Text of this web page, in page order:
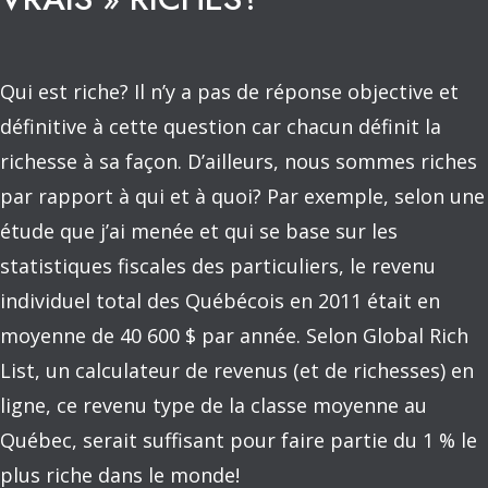
Qui est riche? Il n’y a pas de réponse objective et
définitive à cette question car chacun définit la
richesse à sa façon. D’ailleurs, nous sommes riches
par rapport à qui et à quoi? Par exemple, selon une
étude que j’ai menée et qui se base sur les
statistiques fiscales des particuliers, le revenu
individuel total des Québécois en 2011 était en
moyenne de 40 600 $ par année. Selon Global Rich
List, un calculateur de revenus (et de richesses) en
ligne, ce revenu type de la classe moyenne au
Québec, serait suffisant pour faire partie du 1 % le
plus riche dans le monde!